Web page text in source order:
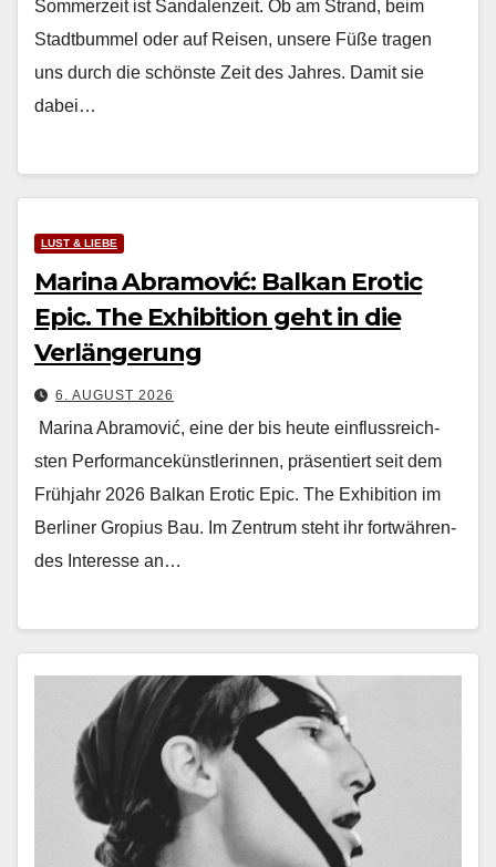
Som­merzeit ist San­dalen­zeit. Ob am Strand, beim
Stadt­bum­mel oder auf Reisen, unsere Füße tra­gen
uns durch die schön­ste Zeit des Jahres. Damit sie
dabei…
LUST & LIEBE
Marina Abramović: Balkan Erotic
Epic. The Exhibition geht in die
Verlängerung
6. AUGUST 2026
Mari­na Abramović, eine der bis heute ein­flussre­ich­
sten Per­for­mancekün­st­lerin­nen, präsen­tiert seit dem
Früh­jahr 2026 Balkan Erot­ic Epic. The Exhi­bi­tion im
Berlin­er Gropius Bau. Im Zen­trum ste­ht ihr fortwähren­
des Inter­esse an…